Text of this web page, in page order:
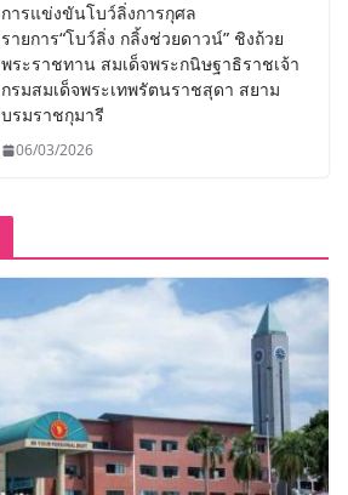
การแข่งขันโบว์ลิ่งการกุศล
รายการ“โบว์ลิ่ง กลิ้งช่วยดาวน์” ชิงถ้วย
พระราชทาน สมเด็จพระกนิษฐาธิราชเจ้า
กรมสมเด็จพระเทพรัตนราชสุดา สยาม
บรมราชกุมารี
06/03/2026